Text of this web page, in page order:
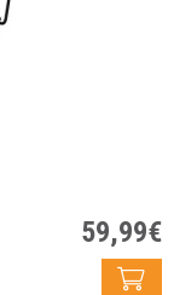
59,99€